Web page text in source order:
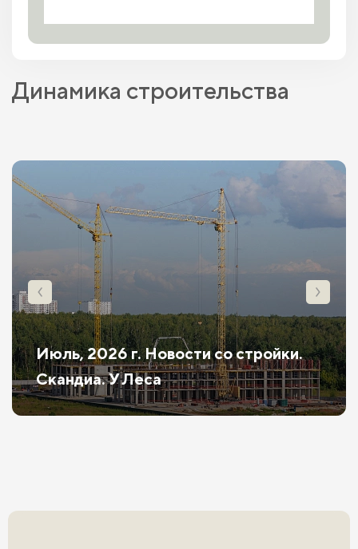
Динамика строительства
Июль, 2026 г. Новости со стройки.
Скандиа. У Леса